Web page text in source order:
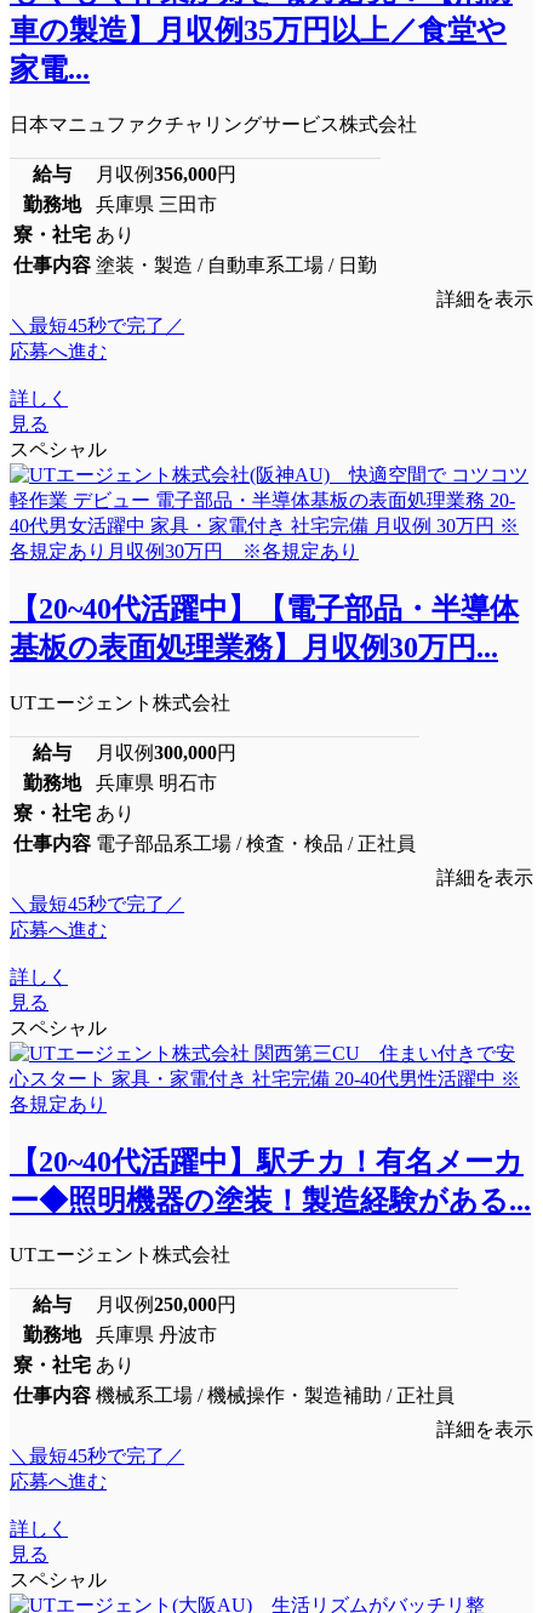
車の製造】月収例35万円以上／食堂や
家電...
日本マニュファクチャリングサービス株式会社
給与 月収例356,000円
勤務地
兵庫県 三田市
寮・社宅 あり
仕事内容 塗装・製造 / 自動車系工場 / 日勤
詳細を表示
＼最短45秒で完了／
応募へ進む
詳しく
見る
スペシャル
【20~40代活躍中】【電子部品・半導体
基板の表面処理業務】月収例30万円...
UTエージェント株式会社
給与 月収例300,000円
勤務地
兵庫県 明石市
寮・社宅 あり
仕事内容 電子部品系工場 / 検査・検品 / 正社員
詳細を表示
＼最短45秒で完了／
応募へ進む
詳しく
見る
スペシャル
【20~40代活躍中】駅チカ！有名メーカ
ー◆照明機器の塗装！製造経験がある...
UTエージェント株式会社
給与 月収例250,000円
勤務地
兵庫県 丹波市
寮・社宅 あり
仕事内容 機械系工場 / 機械操作・製造補助 / 正社員
詳細を表示
＼最短45秒で完了／
応募へ進む
詳しく
見る
スペシャル